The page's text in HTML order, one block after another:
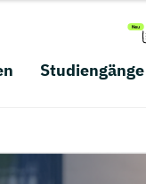
Studiengänge